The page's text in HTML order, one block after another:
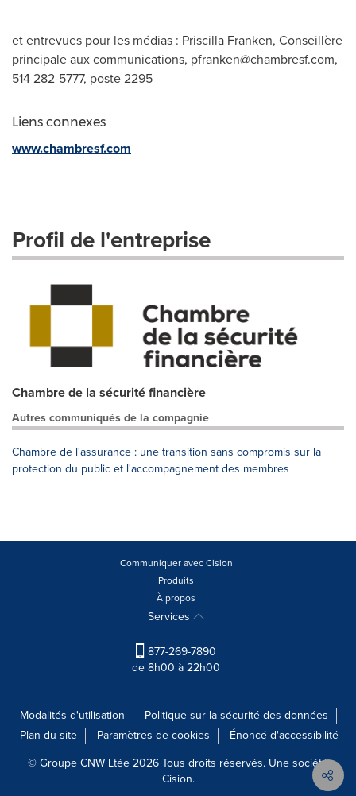
et entrevues pour les médias : Priscilla Franken, Conseillère
principale aux communications, pfranken@chambresf.com,
514 282-5777, poste 2295
Liens connexes
www.chambresf.com
Profil de l'entreprise
Chambre de la sécurité financière
Autres communiqués de la compagnie
Chambre de l'assurance : une transition sans compromis sur la
protection du public et l'accompagnement des membres
Communiquer avec Cision
Produits
À propos
Services
877-269-7890
de 8h00 à 22h00
Modalités d'utilisation
Politique sur la sécurité des données
Plan du site
Paramètres de cookies
Énoncé d'accessibilité
© Groupe CNW Ltée 2026 Tous droits réservés. Une société
Cision.